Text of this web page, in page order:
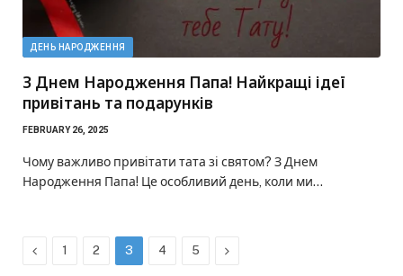
ДЕНЬ НАРОДЖЕННЯ
З Днем Народження Папа! Найкращі ідеї
привітань та подарунків
FEBRUARY 26, 2025
Чому важливо привітати тата зі святом? З Днем
Народження Папа! Це особливий день, коли ми…
Previous
1 2 3 4 5 Next